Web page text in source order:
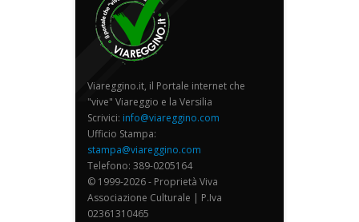
Viareggino.it, il Portale internet che
"vive" Viareggio e la Versilia
Scrivici: info@viareggino.com
Ufficio Stampa:
stampa@viareggino.com
Telefono: 389-0205164
© 1999-2026 - Proprietà Viva
Associazione Culturale | P.Iva
02361310465